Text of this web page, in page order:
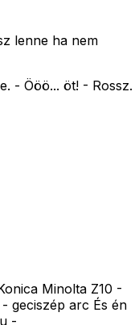
lenne ha nem
- Ööö... öt! - Rossz.
Minolta Z10 -
geciszép arc És én
-